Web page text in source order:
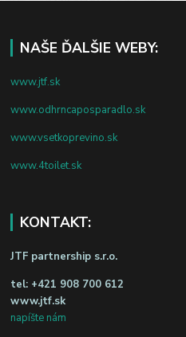
NAŠE ĎALŠIE WEBY:
www.jtf.sk
www.odhrncaposparadlo.sk
www.vsetkoprevino.sk
www.4toilet.sk
KONTAKT:
JTF partnership s.r.o.
tel: +421 908 700 612
www.jtf.sk
napíšte nám